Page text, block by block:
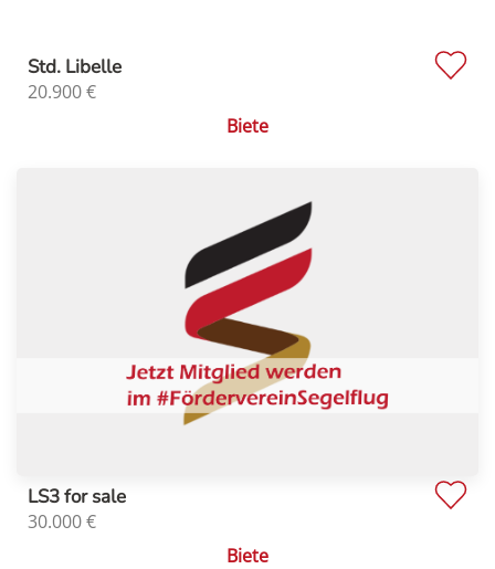
Std. Libelle
20.900€
Biete
LS3 for sale
30.000€
Biete